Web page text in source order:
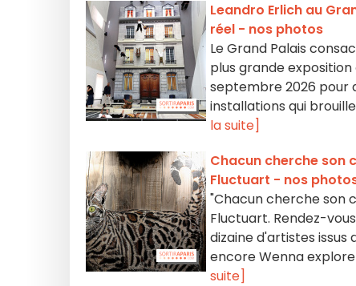
Leandro Erlich au
réel - nos photos
Le Grand Palais
plus grande exposition
septembre 2026 pour
installations qui
la suite]
Chacun cherche son
Fluctuart - nos
"Chacun cherche son
Fluctuart. Rendez-
dizaine d'artistes issus
encore Wenna
suite]